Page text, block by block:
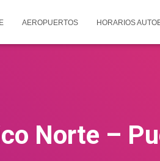
AEROPUERTOS HORARIOS
Norte –